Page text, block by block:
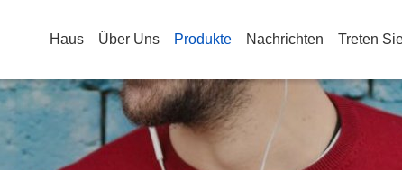
Haus Über Uns Produkte Nachrichten Treten